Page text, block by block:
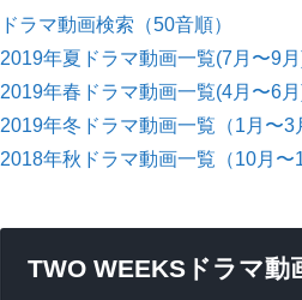
ドラマ動画検索（50音順）
2019年夏ドラマ動画一覧(7月〜9
2019年春ドラマ動画一覧(4月〜6
2019年冬ドラマ動画一覧（1月〜3
2018年秋ドラマ動画一覧（10月〜
TWO WEEKSドラマ動